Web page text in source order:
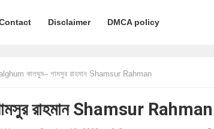
Disclaimer DMCA policy
কালঘুম– শামসুর রাহমান Shamsur Rahman
রাহমান Shamsur Rahman